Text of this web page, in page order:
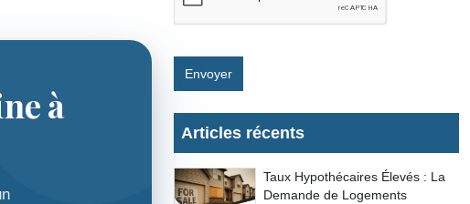
à
Envoyer
Articles récents
Taux Hypothécaires Élevés : La
Demande de Logements